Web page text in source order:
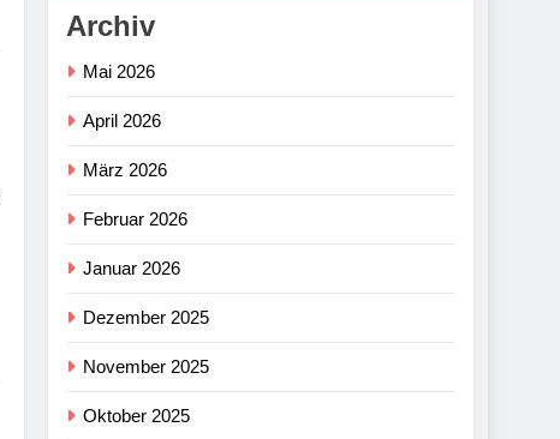
Archiv
Mai 2026
April 2026
März 2026
Februar 2026
Januar 2026
Dezember 2025
November 2025
Oktober 2025